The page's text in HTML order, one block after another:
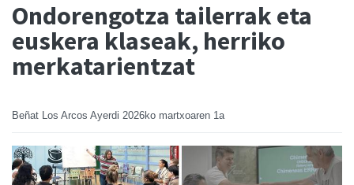
Ondorengotza tailerrak eta
euskera klaseak, herriko
merkatarientzat
Beñat Los Arcos Ayerdi 2026ko martxoaren 1a